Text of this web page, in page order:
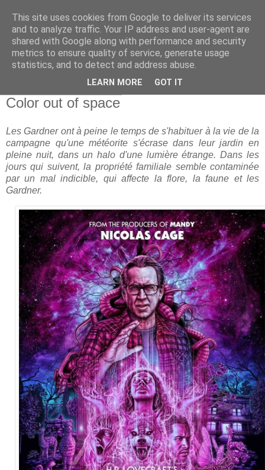
Color out of space
Les Gardner ont à peine le temps de s'habituer à la vie de la
campagne qu'une météorite s'écrase dans leur jardin en
pleine nuit, dans un halo d'une lumière étrange. Dans les
jours qui suivent, la propriété familiale semble contaminée
par un mal indicible, qui affecte la flore, la faune et les
Gardner.
This site uses cookies from Google to deliver its services
and to analyze traffic. Your IP address and user-agent are
shared with Google along with performance and security
metrics to ensure quality of service, generate usage
statistics, and to detect and address abuse.
LEARN MORE GOT IT